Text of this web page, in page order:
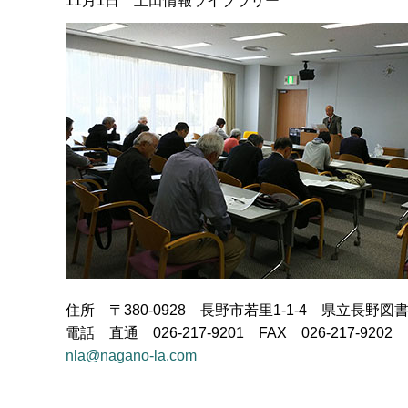
住所 〒380-0928 長野市若里1-1-4 県立長野図
電話 直通 026-217-9201 FAX 026-217-9202
nla@nagano-la.com